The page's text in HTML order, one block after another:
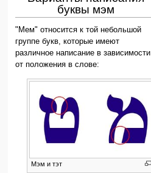
буквы мэм
"Мем" относится к той небольшой
группе букв, которые имеют
различное написание в зависимости
от положения в слове:
Мэм и тэт